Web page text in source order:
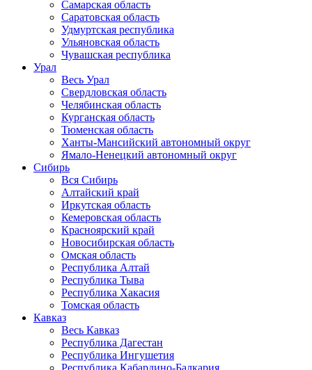
Самарская область
Саратовская область
Удмуртская республика
Ульяновская область
Чувашская республика
Урал
Весь Урал
Свердловская область
Челябинская область
Курганская область
Тюменская область
Ханты-Мансийский автономный округ
Ямало-Ненецкий автономный округ
Сибирь
Вся Сибирь
Алтайский край
Иркутская область
Кемеровская область
Красноярский край
Новосибирская область
Омская область
Республика Алтай
Республика Тыва
Республика Хакасия
Томская область
Кавказ
Весь Кавказ
Республика Дагестан
Республика Ингушетия
Республика Кабардино-Балкария